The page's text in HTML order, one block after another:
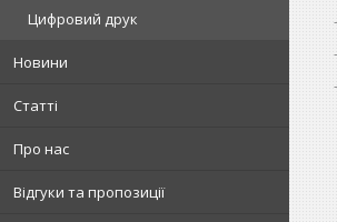
Цифровий друк
Новини
Статті
Про нас
Відгуки та пропозиції